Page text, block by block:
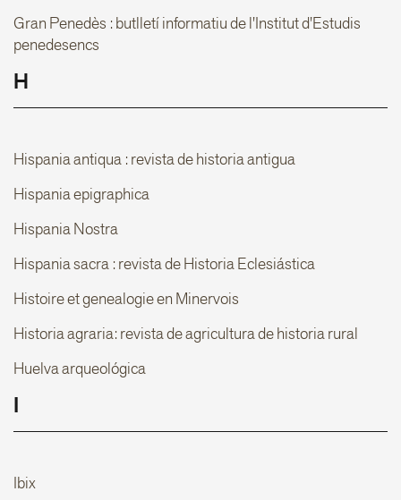
Gran Penedès : butlletí informatiu de l'Institut d'Estudis
penedesencs
H
Hispania antiqua : revista de historia antigua
Hispania epigraphica
Hispania Nostra
Hispania sacra : revista de Historia Eclesiástica
Histoire et genealogie en Minervois
Historia agraria: revista de agricultura de historia rural
Huelva arqueológica
I
Ibix